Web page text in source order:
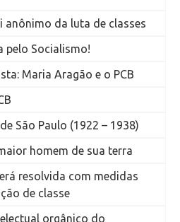
anônimo da luta de classes
pelo Socialismo!
Maria Aragão e o PCB
São Paulo (1922 – 1938)
homem de sua terra
resolvida com medidas
de classe
orgânico do